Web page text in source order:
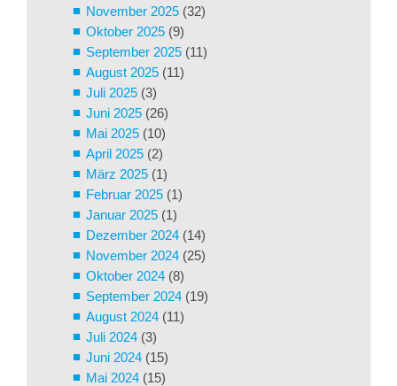
November 2025 (32)
Oktober 2025 (9)
September 2025 (11)
August 2025 (11)
Juli 2025 (3)
Juni 2025 (26)
Mai 2025 (10)
April 2025 (2)
März 2025 (1)
Februar 2025 (1)
Januar 2025 (1)
Dezember 2024 (14)
November 2024 (25)
Oktober 2024 (8)
September 2024 (19)
August 2024 (11)
Juli 2024 (3)
Juni 2024 (15)
Mai 2024 (15)